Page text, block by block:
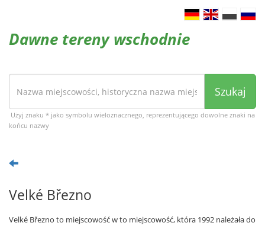
Dawne tereny wschodnie
Szukaj
Użyj znaku * jako symbolu wieloznacznego, reprezentującego dowolne znaki na
końcu nazwy
Velké Březno
Velké Březno to miejscowość w to miejscowość, która 1992 należała do